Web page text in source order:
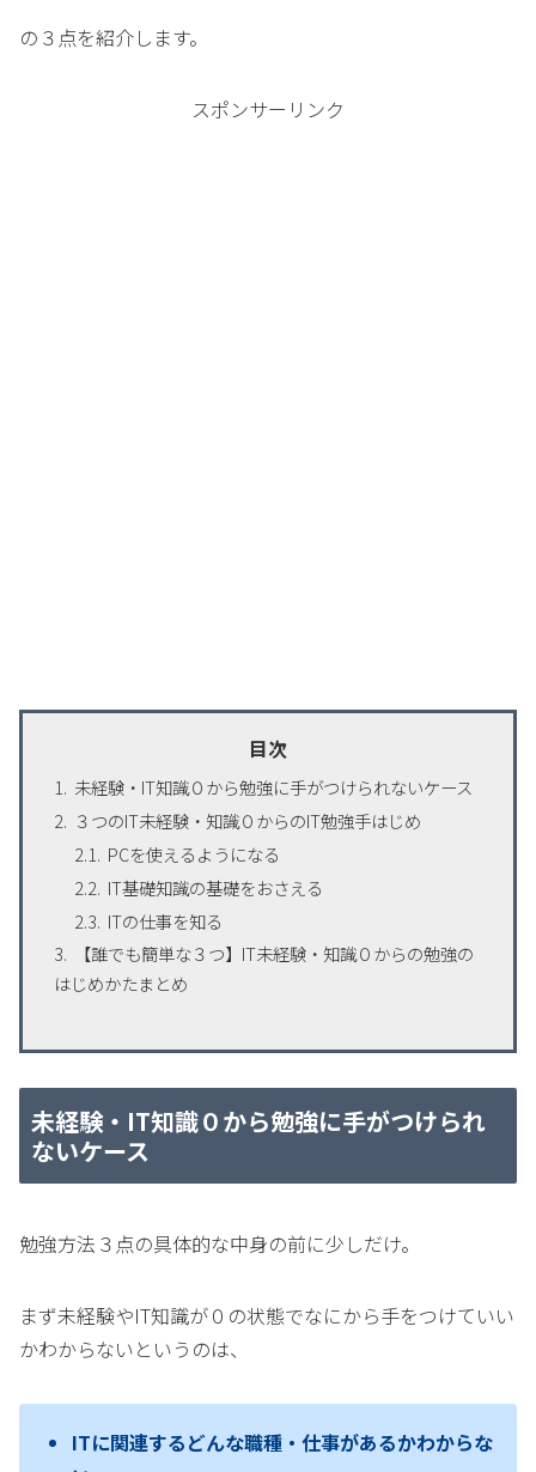
の３点を紹介します。
スポンサーリンク
目次
未経験・IT知識０から勉強に手がつけられないケース
３つのIT未経験・知識０からのIT勉強手はじめ
PCを使えるようになる
IT基礎知識の基礎をおさえる
ITの仕事を知る
【誰でも簡単な３つ】IT未経験・知識０からの勉強の
はじめかたまとめ
未経験・IT知識０から勉強に手がつけられ
ないケース
勉強方法３点の具体的な中身の前に少しだけ。
まず未経験やIT知識が０の状態でなにから手をつけていい
かわからないというのは、
ITに関連するどんな職種・仕事があるかわからな